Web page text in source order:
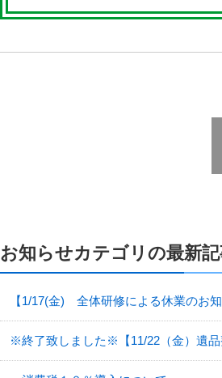
お知らせカテゴリの最新
【1/17(金) 全体研修による休業のお知
※終了致しました※【11/22（金）遺品